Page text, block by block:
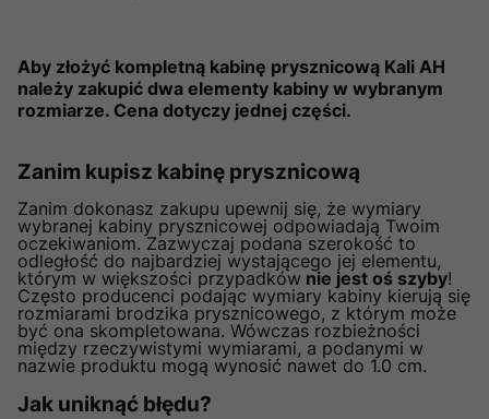
Aby złożyć kompletną kabinę prysznicową Kali AH
należy zakupić dwa elementy kabiny w wybranym
rozmiarze. Cena dotyczy jednej części.
Zanim kupisz kabinę prysznicową
Zanim dokonasz zakupu upewnij się, że wymiary
wybranej kabiny prysznicowej odpowiadają Twoim
oczekiwaniom. Zazwyczaj podana szerokość to
odległość do najbardziej wystającego jej elementu,
którym w większości przypadków nie jest oś szyby!
Często producenci podając wymiary kabiny kierują się
rozmiarami brodzika prysznicowego, z którym może
być ona skompletowana. Wówczas rozbieżności
między rzeczywistymi wymiarami, a podanymi w
nazwie produktu mogą wynosić nawet do 1.0 cm.
Jak uniknąć błędu?